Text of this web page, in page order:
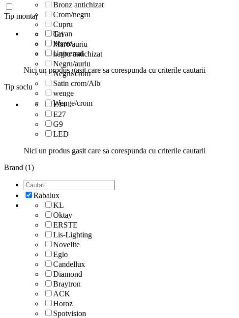
Bronz antichizat
Crom/negru
Cupru
Gri
Maro/auriu
negru antichizat
Negru/auriu
Negru/crom
Satin crom/Alb
wenge
Wenge/crom
Tip montaj
Tavan
Perete
Universal
Nici un produs gasit care sa corespunda cu criterile cautarii
Tip soclu
E14
E27
G9
LED
Nici un produs gasit care sa corespunda cu criterile cautarii
Brand (1)
Rabalux
KL
Oktay
ERSTE
Lis-Lighting
Novelite
Eglo
Candellux
Diamond
Braytron
ACK
Horoz
Spotvision